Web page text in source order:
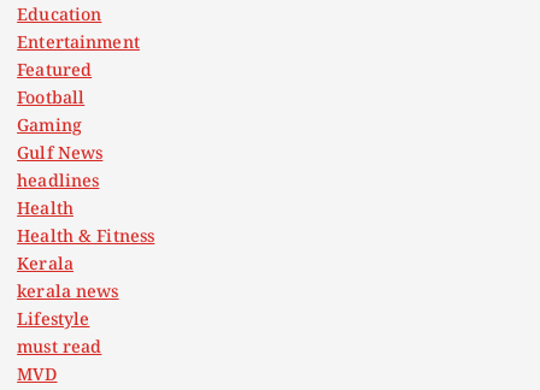
Education
Entertainment
Featured
Football
Gaming
Gulf News
headlines
Health
Health & Fitness
Kerala
kerala news
Lifestyle
must read
MVD